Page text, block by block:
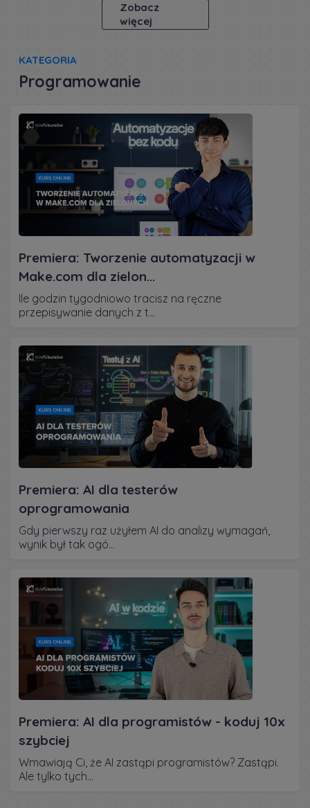
Zobacz
więcej
KATEGORIA
Programowanie
Premiera: Tworzenie automatyzacji w
Make.com dla zielon...
Ile godzin tygodniowo tracisz na ręczne
przepisywanie danych z t...
Premiera: AI dla testerów
oprogramowania
Gdy pierwszy raz użyłem AI do analizy wymagań,
wynik był tak ogó...
Premiera: AI dla programistów - koduj 10x
szybciej
Wmawiają Ci, że AI zastąpi programistów? Zastąpi.
Ale tylko tych...